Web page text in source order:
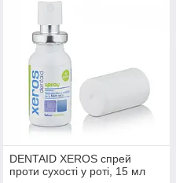
DENTAID XEROS спрей
проти сухості у роті, 15 мл